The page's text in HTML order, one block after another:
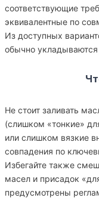
соответствующие
эквивалентные по
Из доступных
обычно
Не стоит заливать
(слишком «тонкие»
или слишком вязкие
совпадения по
Избегайте также
масел и присадок
предусмотрены